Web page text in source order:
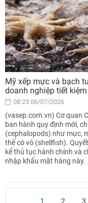
Mỹ xếp mực và bạch
doanh nghiệp tiết
08:23 06/07/2026
(vasep.com.vn) Cơ quan
ban hành quy định mới,
(cephalopods) như mực,
thể có vỏ (shellfish).
kể thủ tục hành chính và
nhập khẩu mặt hàng này.
1 2 3